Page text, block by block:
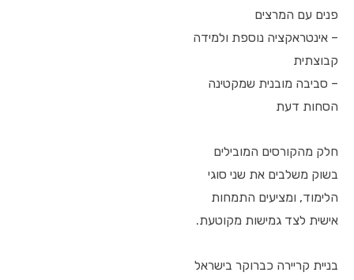
פנים עם המרצים
– אינטראקציה נוספת ולמידה
קבוצתית
– סביבה מובנית שמקטינה
הסחות דעת
חלק מהקורסים המובילים
בשוק משלבים את שני סוגי
הלימוד, ומציעים התמחות
אישית לצד גמישות מקוטעת.
בניית קריירה כברוקר בישראל